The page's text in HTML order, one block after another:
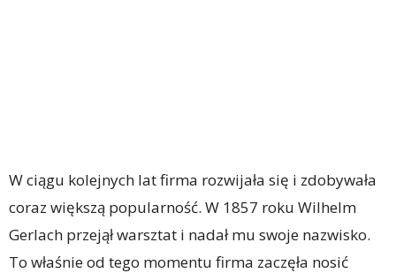
W ciągu kolejnych lat firma rozwijała się i zdobywała
coraz większą popularność. W 1857 roku Wilhelm
Gerlach przejął warsztat i nadał mu swoje nazwisko.
To właśnie od tego momentu firma zaczęła nosić